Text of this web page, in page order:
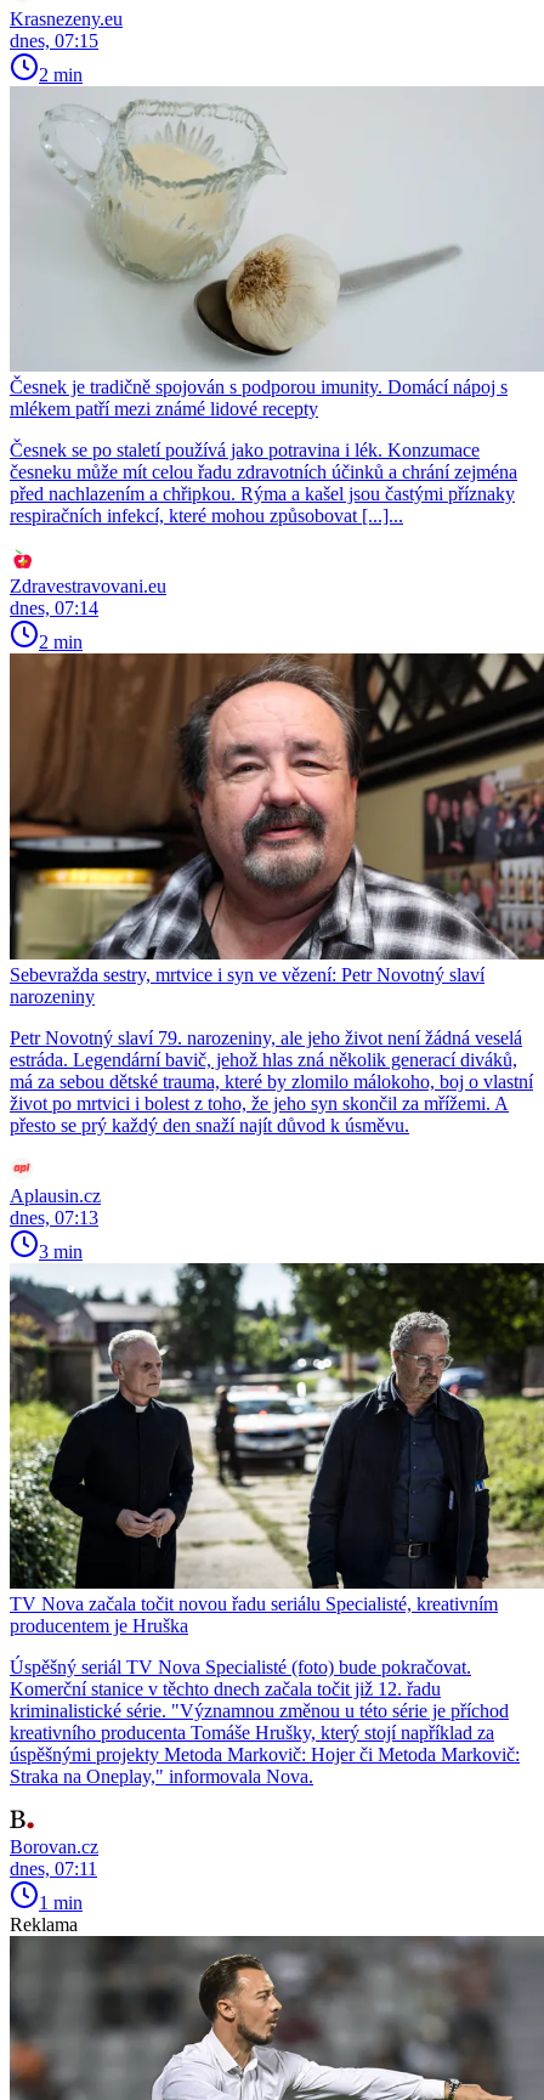
Krasnezeny.eu
dnes, 07:15
2 min
Česnek je tradičně spojován s podporou imunity. Domácí nápoj s
mlékem patří mezi známé lidové recepty
Česnek se po staletí používá jako potravina i lék. Konzumace
česneku může mít celou řadu zdravotních účinků a chrání zejména
před nachlazením a chřipkou. Rýma a kašel jsou častými příznaky
respiračních infekcí, které mohou způsobovat [...]...
Zdravestravovani.eu
dnes, 07:14
2 min
Sebevražda sestry, mrtvice i syn ve vězení: Petr Novotný slaví
narozeniny
Petr Novotný slaví 79. narozeniny, ale jeho život není žádná veselá
estráda. Legendární bavič, jehož hlas zná několik generací diváků,
má za sebou dětské trauma, které by zlomilo málokoho, boj o vlastní
život po mrtvici i bolest z toho, že jeho syn skončil za mřížemi. A
přesto se prý každý den snaží najít důvod k úsměvu.
Aplausin.cz
dnes, 07:13
3 min
TV Nova začala točit novou řadu seriálu Specialisté, kreativním
producentem je Hruška
Úspěšný seriál TV Nova Specialisté (foto) bude pokračovat.
Komerční stanice v těchto dnech začala točit již 12. řadu
kriminalistické série. "Významnou změnou u této série je příchod
kreativního producenta Tomáše Hrušky, který stojí například za
úspěšnými projekty Metoda Markovič: Hojer či Metoda Markovič:
Straka na Oneplay," informovala Nova.
Borovan.cz
dnes, 07:11
1 min
Reklama